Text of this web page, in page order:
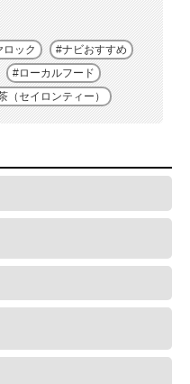
ロック
ナビおすすめ
ローカルフード
（セイロンティー）